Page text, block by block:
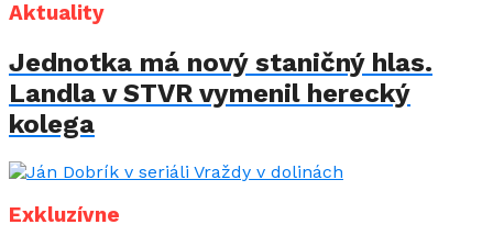
Aktuality
Jednotka má nový staničný hlas.
Landla v STVR vymenil herecký
kolega
Exkluzívne